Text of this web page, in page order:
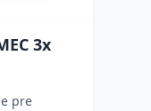
3x
pre